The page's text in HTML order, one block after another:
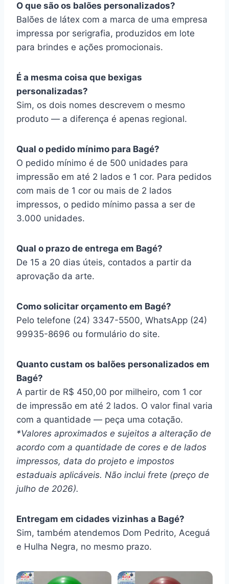
O que são os balões personalizados?
Balões de látex com a marca de uma empresa
impressa por serigrafia, produzidos em lote
para brindes e ações promocionais.
É a mesma coisa que bexigas
personalizadas?
Sim, os dois nomes descrevem o mesmo
produto — a diferença é apenas regional.
Qual o pedido mínimo para Bagé?
O pedido mínimo é de 500 unidades para
impressão em até 2 lados e 1 cor. Para pedidos
com mais de 1 cor ou mais de 2 lados
impressos, o pedido mínimo passa a ser de
3.000 unidades.
Qual o prazo de entrega em Bagé?
De 15 a 20 dias úteis, contados a partir da
aprovação da arte.
Como solicitar orçamento em Bagé?
Pelo telefone (24) 3347-5500, WhatsApp (24)
99935-8696 ou formulário do site.
Quanto custam os balões personalizados em
Bagé?
A partir de R$ 450,00 por milheiro, com 1 cor
de impressão em até 2 lados. O valor final varia
com a quantidade — peça uma cotação.
*Valores aproximados e sujeitos a alteração de
acordo com a quantidade de cores e de lados
impressos, data do projeto e impostos
estaduais aplicáveis. Não inclui frete (preço de
julho de 2026).
Entregam em cidades vizinhas a Bagé?
Sim, também atendemos Dom Pedrito, Aceguá
e Hulha Negra, no mesmo prazo.